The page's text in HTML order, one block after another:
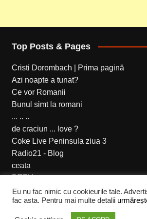
Top Posts & Pages
Cristi Dorombach | Prima pagină
Azi noapte a tunat?
Ce vor Romanii
Bunul simt la romani
... .. ..
de craciun ... love ?
Coke Live Peninsula ziua 3
Radio21 - Blog
ceata
RTFM
Eu nu fac nimic cu cookieurile tale.
fac asta. Pentru mai multe detalii